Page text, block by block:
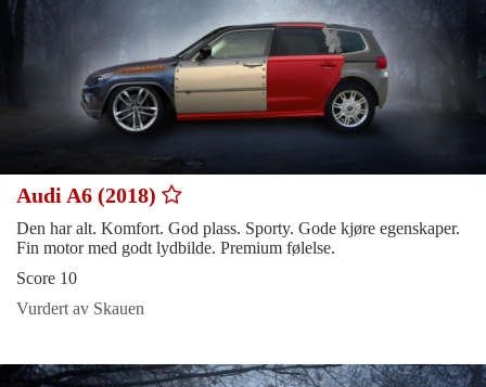
Audi A6 (2018)
Den har alt. Komfort. God plass. Sporty. Gode kjøre egenskaper.
Fin motor med godt lydbilde. Premium følelse.
Score 10
Vurdert av Skauen